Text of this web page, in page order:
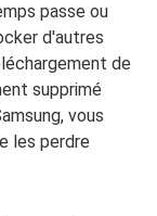
passe ou
d'autres
de
supprimé
vous
les perdre